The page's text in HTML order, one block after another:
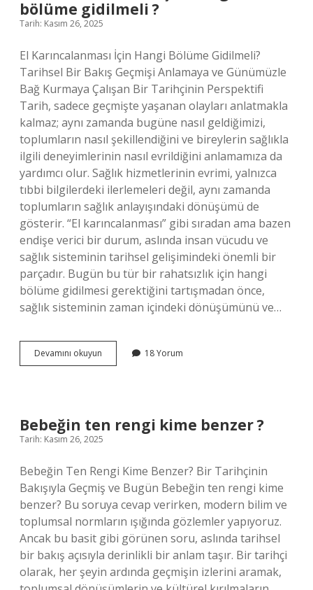
bölüme gidilmeli ?
Tarih: Kasım 26, 2025
El Karıncalanması İçin Hangi Bölüme Gidilmeli?
Tarihsel Bir Bakış Geçmişi Anlamaya ve Günümüzle
Bağ Kurmaya Çalışan Bir Tarihçinin Perspektifi
Tarih, sadece geçmişte yaşanan olayları anlatmakla
kalmaz; aynı zamanda bugüne nasıl geldiğimizi,
toplumların nasıl şekillendiğini ve bireylerin sağlıkla
ilgili deneyimlerinin nasıl evrildiğini anlamamıza da
yardımcı olur. Sağlık hizmetlerinin evrimi, yalnızca
tıbbi bilgilerdeki ilerlemeleri değil, aynı zamanda
toplumların sağlık anlayışındaki dönüşümü de
gösterir. “El karıncalanması” gibi sıradan ama bazen
endişe verici bir durum, aslında insan vücudu ve
sağlık sisteminin tarihsel gelişimindeki önemli bir
parçadır. Bugün bu tür bir rahatsızlık için hangi
bölüme gidilmesi gerektiğini tartışmadan önce,
sağlık sisteminin zaman içindeki dönüşümünü ve…
Devamını okuyun
karıncalanması
?
18 Yorum
Bebeğin ten rengi kime benzer ?
Tarih: Kasım 26, 2025
Bebeğin Ten Rengi Kime Benzer? Bir Tarihçinin
Bakışıyla Geçmiş ve Bugün Bebeğin ten rengi kime
benzer? Bu soruya cevap verirken, modern bilim ve
toplumsal normların ışığında gözlemler yapıyoruz.
Ancak bu basit gibi görünen soru, aslında tarihsel
bir bakış açısıyla derinlikli bir anlam taşır. Bir tarihçi
olarak, her şeyin ardında geçmişin izlerini aramak,